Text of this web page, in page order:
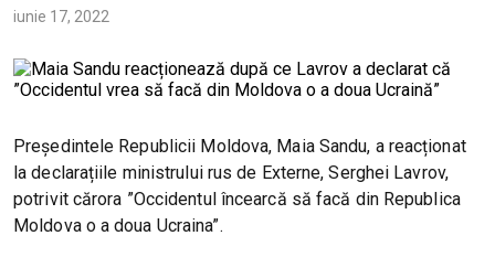
iunie 17, 2022
Președintele Republicii Moldova, Maia Sandu, a reacționat
la declarațiile ministrului rus de Externe, Serghei Lavrov,
potrivit cărora ”Occidentul încearcă să facă din Republica
Moldova o a doua Ucraina”.